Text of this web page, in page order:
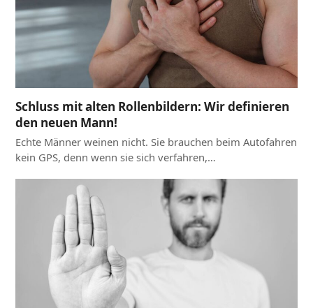
Schluss mit alten Rollenbildern: Wir definieren
den neuen Mann!
Echte Männer weinen nicht. Sie brauchen beim Autofahren
kein GPS, denn wenn sie sich verfahren,…